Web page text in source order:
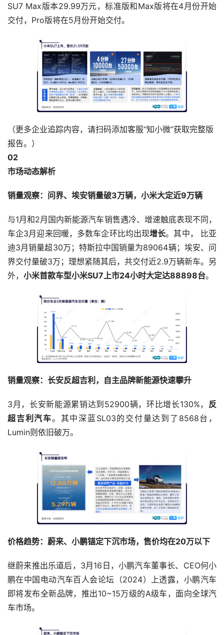
SU7 Max版本29.99万元，标准版和Max版将在4月份开始
交付，Pro版将在5月份开始交付。
（更多企业追踪内容，请扫码添加客服“知小微”获取完整版
报告。）
02
市场动态解析
销量观察：问界、埃安销量破3万辆，小米大定近9万辆
与1月和2月国内新能源汽车销售遇冷、增速触底表现不同，
车企3月迎来回暖，多数车企环比均出现增长。其中， 比亚
迪3月销量超30万；特斯拉中国销量为89064辆；埃安、问
界交付量破3万；理想紧随其后，共交付近2.9万辆新车。另
外， 小米首款车型小米SU7上市24小时大定达88898台。
销量观察：长安反超吉利，自主品牌新能源快速攀升
3月，长安新能源累销达到52900辆，环比增长130%， 反
超吉利汽车。其中深蓝SL03的交付量达到了8568台，
Lumin则依旧破万。
价格趋势：蔚来、小鹏锚定下沉市场，售价均在20万以下
继蔚来推出乐道后，3月16日，小鹏汽车董事长、CEO何小
鹏在中国电动汽车百人会论坛（2024）上透露，小鹏汽车
即将发布全新品牌，推出10~15万级的A级车 ，面向全球汽
车市场。